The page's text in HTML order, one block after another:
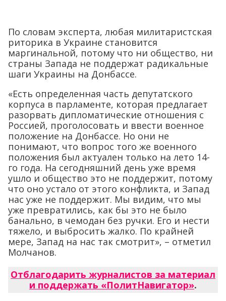
По словам эксперта, любая милитаристская
риторика в Украине становится
маргинальной, потому что ни общество, ни
страны Запада не поддержат радикальные
шаги Украины на Донбассе.
«Есть определенная часть депутатского
корпуса в парламенте, которая предлагает
разорвать дипломатические отношения с
Россией, проголосовать и ввести военное
положение на Донбассе. Но они не
понимают, что вопрос того же военного
положения был актуален только на лето 14-
го года. На сегодняшний день уже время
ушло и общество это не поддержит, потому
что оно устало от этого конфликта, и Запад
нас уже не поддержит. Мы видим, что мы
уже превратились, как бы это не было
банально, в чемодан без ручки. Его и нести
тяжело, и выбросить жалко. По крайней
мере, Запад на нас так смотрит», – отметил
Молчанов.
Отблагодарить журналистов за материал
и поддержать «ПолитНавигатор».